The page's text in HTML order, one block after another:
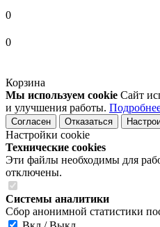
0
0
Корзина
Мы используем cookie Сайт
и улучшения работы.
Согласен Отказаться
Настройки cookie
Технические cookies
Эти файлы необходимы для
отключены.
Системы аналитики
Сбор анонимной статистики